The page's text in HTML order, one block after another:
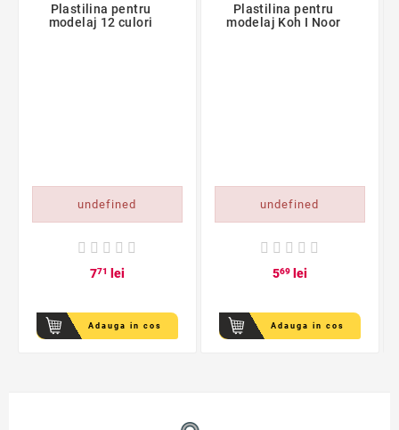
Plastilina pentru
modelaj 12 culori
undefined
771 lei
Adauga in cos
Plastilina pentru
modelaj Koh I Noor
undefined
569lei
Adauga in cos